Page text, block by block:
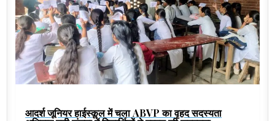
आदर्श जूनियर हाईस्कूल में चला ABVP का वृहद सदस्यता